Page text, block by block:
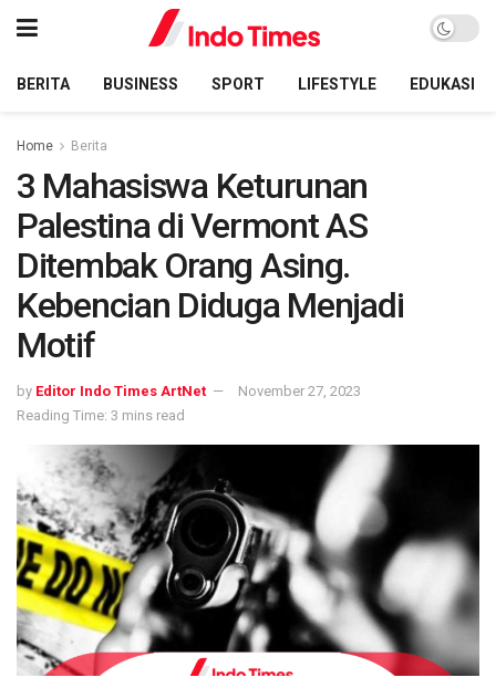
BERITA BUSINESS SPORT LIFESTYLE EDUKASI
Home Berita
3 Mahasiswa Keturunan
Palestina di Vermont AS
Ditembak Orang Asing.
Kebencian Diduga Menjadi
Motif
by Editor Indo Times ArtNet
November 27, 2023
Reading Time: 3 mins read